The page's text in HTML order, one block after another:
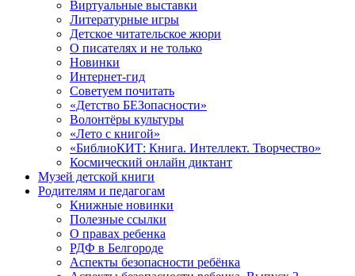
Виртуальные выставки
Литературные игры
Детское читательское жюри
О писателях и не только
Новинки
Интернет-гид
Советуем почитать
«Детство БЕЗопасности»
Волонтёры культуры
«Лето с книгой»
«БиблиоКИТ: Книга. Интеллект. Творчество»
Космический онлайн диктант
Музей детской книги
Родителям и педагогам
Книжные новинки
Полезные ссылки
О правах ребенка
РДФ в Белгороде
Аспекты безопасности ребёнка